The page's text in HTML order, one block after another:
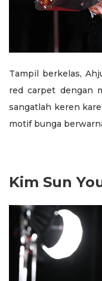
Tampil berkelas,
red carpet dengan
sangatlah keren
motif bunga
Kim Sun